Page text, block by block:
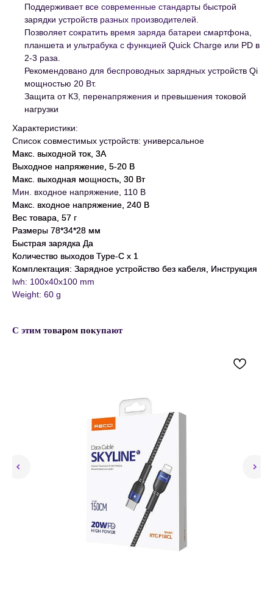
Поддерживает все современные стандарты быстрой
зарядки устройств разных производителей.
Позволяет сократить время заряда батареи смартфона,
планшета и ультрабука с функцией Quick Charge или PD в
2-3 раза.
Рекомендовано для беспроводных зарядных устройств Qi
мощностью 20 Вт.
Защита от КЗ, перенапряжения и превышения токовой
нагрузки
Характеристики:
Список совместимых устройств: универсальное
Макс. выходной ток, 3A
Выходное напряжение, 5-20 В
Макс. выходная мощность, 30 Вт
Мин. входное напряжение, 110 В
Макс. входное напряжение, 240 В
Вес товара, 57 г
Размеры 78*34*28 мм
Быстрая зарядка Да
Количество выходов Type-C x 1
Комплектация: Зарядное устройство без кабеля, Инструкция
lwh: 100x40x100 mm
Weight: 60 g
С этим товаром покупают